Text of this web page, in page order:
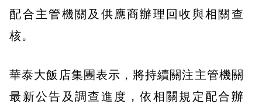
配合主管機關及供應商辦理回收與相關查
核。
華泰大飯店集團表示，將持續關注主管機關
最新公告及調查進度，依相關規定配合辦